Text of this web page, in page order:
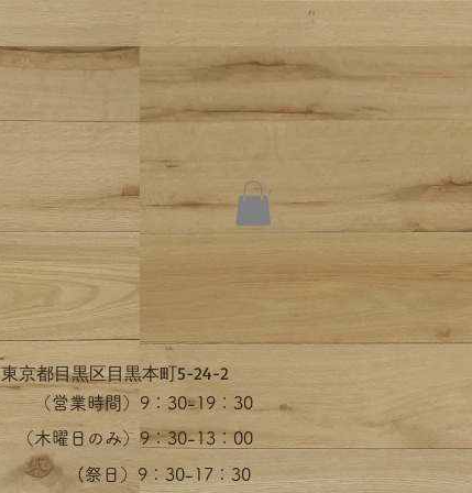
​東京都目黒区目黒本町5-24-2
（営業時間）​9：30-19：30
（木曜日のみ）9：30-13：00
​(祭日）9：30-17：30